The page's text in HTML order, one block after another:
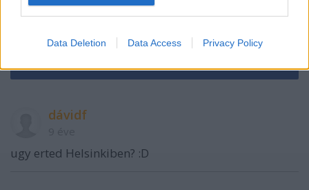
Data Deletion Data Access Privacy Policy
VAGY
dávidf
ugy erted Helsinkiben? :D